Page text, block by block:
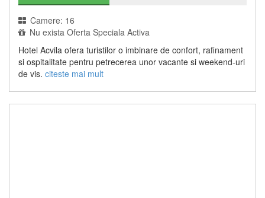
Camere: 16
Nu exista Oferta Speciala Activa
Hotel Acvila ofera turistilor o imbinare de confort, rafinament
si ospitalitate pentru petrecerea unor vacante si weekend-uri
de vis. citeste mai mult